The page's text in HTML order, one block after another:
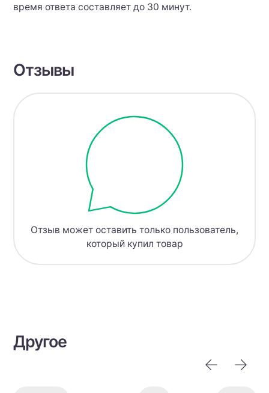
время ответа составляет до 30 минут.
Отзывы
Отзыв может оставить только пользователь,
который купил товар
Другое